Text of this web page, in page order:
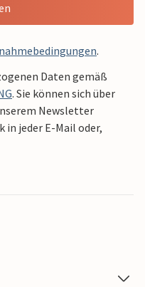
.
Daten gemäß
. Sie können sich über
Newsletter
in jeder E-Mail oder,